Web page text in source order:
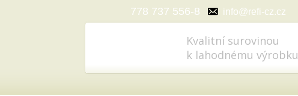
Kvalitní surovinou
k lahodnému výrobku
778 737 556-8 info@refi-cz.cz